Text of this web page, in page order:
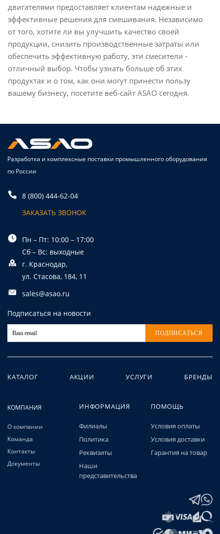
двигателями предоставляет клиентам надежные и
эффективные решения для смешивания. Независимо
от того, хотите ли вы улучшить качество своей
продукции, снизить производственные затраты или
обеспечить эффективную работу, эти смесители -
отличный выбор. Чтобы узнать больше об этих
продуктах и о том, как они могут принести пользу
вашему бизнесу, посетите веб-сайт ASAO сегодня.
Разработка и комплексные поставки промышленного оборудования
по России
8 (800) 444-62-04
ЗАКАЗАТЬ ЗВОНОК
Пн – Пт: 10:00 – 17:00
Сб – Вс: выходные
г. Краснодар,
ул. Стасова, 184, 11
sales@asao.ru
Подписаться на новости
ПОДПИСАТЬСЯ
КАТАЛОГ АКЦИИ УСЛУГИ БРЕНДЫ
КОМПАНИЯ
О компании
Команда
Контакты
Документы
ИНФОРМАЦИЯ
Филиалы
Политика
Реквизиты
Наши
представительства
ПОМОЩЬ
Условия оплаты
Условия доставки
Гарантия на товар